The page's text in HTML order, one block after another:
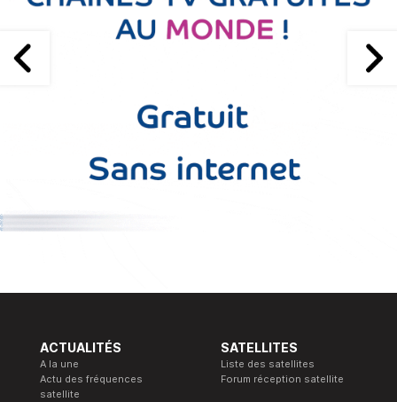
ACTUALITÉS
A la une
Actu des fréquences
satellite
SATELLITES
Liste des satellites
Forum réception satellite